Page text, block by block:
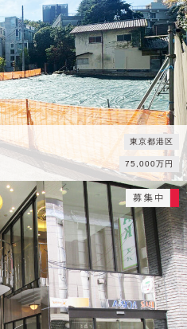
東京都港区
75,000万円